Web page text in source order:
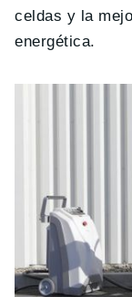
celdas y la
energética.